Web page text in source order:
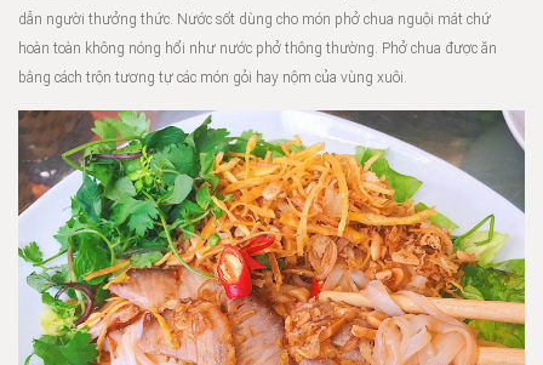
dẫn người thưởng thức. Nước sốt dùng cho món phở chua nguội mát chứ
hoàn toàn không nóng hổi như nước phở thông thường. Phở chua được ăn
bằng cách trộn tương tự các món gỏi hay nộm của vùng xuôi.